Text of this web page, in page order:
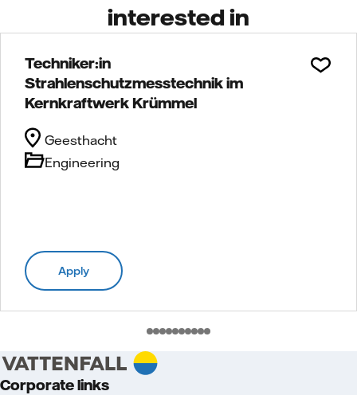
interested in
Techniker:in
Strahlenschutzmesstechnik im
Kernkraftwerk Krümmel
Engineering
Geesthacht
Apply
Corporate links